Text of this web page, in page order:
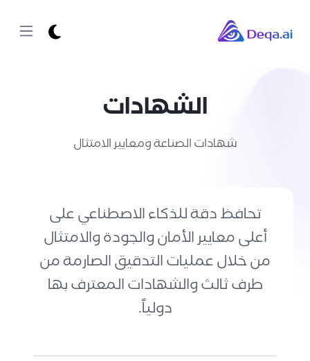
الشهادات
شهادات الصناعة ومعايير الامتثال
تحافظ دقة للذكاء الاصطناعي على
أعلى معايير الأمان والجودة والامتثال
من خلال عمليات التدقيق الصارمة من
طرف ثالث والشهادات المعترف بها
دولياً.